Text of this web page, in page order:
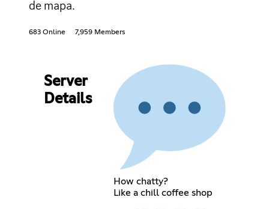
de mapa.
683 Online 7,959 Members
Server
Details
How chatty?
Like a chill coffee shop